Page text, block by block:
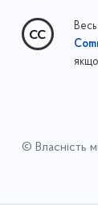
© Власність